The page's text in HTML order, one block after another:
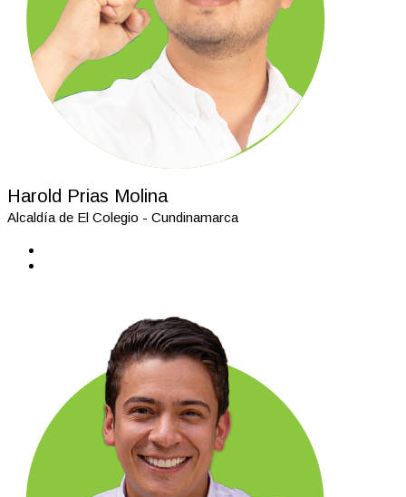
Harold Prias Molina
Alcaldía de El Colegio - Cundinamarca